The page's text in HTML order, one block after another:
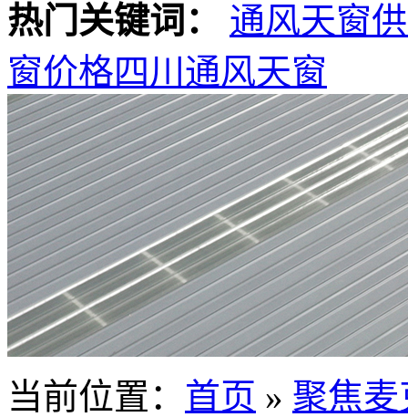
热门关键词：
通风天窗
窗价格四川通风天窗
当前位置 ： 首页 » 聚焦麦